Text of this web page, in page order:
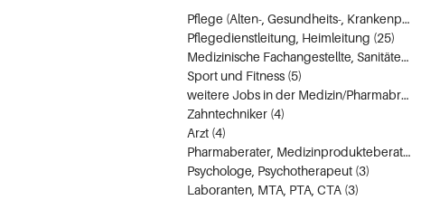
Pflege (Alten-, Gesundheits-, Krankenpfleger) (89)
Pflegedienstleitung, Heimleitung (25)
Medizinische Fachangestellte, Sanitäter (13)
Sport und Fitness (5)
weitere Jobs in der Medizin/Pharmabranche (5)
Zahntechniker (4)
Arzt (4)
Pharmaberater, Medizinprodukteberater (3)
Psychologe, Psychotherapeut (3)
Laboranten, MTA, PTA, CTA (3)